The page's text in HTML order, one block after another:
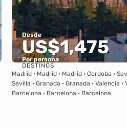
Desde
US$1,475
Por persona
Ver
DESTINOS
Madrid · Madrid · Madrid · Cordoba ·
Sevilla · Granada · Granada · Valencia ·
Barcelona · Barcelona · Barcelona